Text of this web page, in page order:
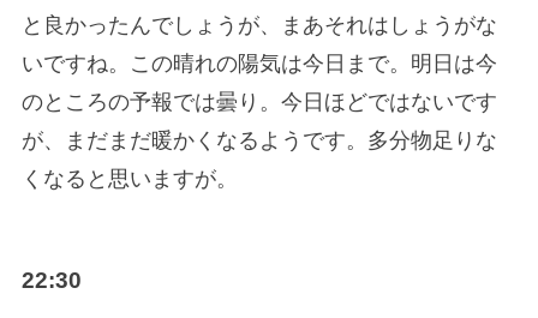
と良かったんでしょうが、まあそれはしょうがな
いですね。この晴れの陽気は今日まで。明日は今
のところの予報では曇り。今日ほどではないです
が、まだまだ暖かくなるようです。多分物足りな
くなると思いますが。
22:30